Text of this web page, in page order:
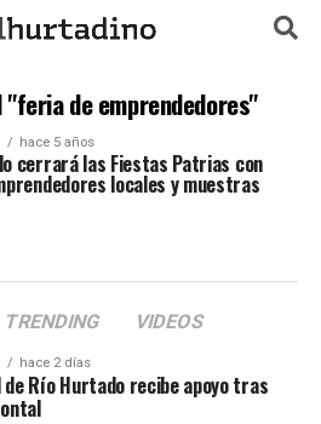
de emprendedores"
hace 5 años
cerrará las Fiestas Patrias con
locales y muestras
TRENDING VIDEOS
hace 2 días
de Río Hurtado recibe apoyo tras